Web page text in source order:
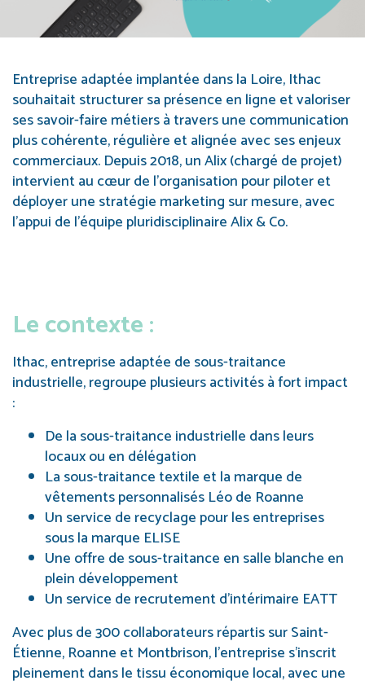
Entreprise adaptée implantée dans la Loire, Ithac
souhaitait structurer sa présence en ligne et valoriser
ses savoir-faire métiers à travers une communication
plus cohérente, régulière et alignée avec ses enjeux
commerciaux. Depuis 2018, un Alix (chargé de projet)
intervient au cœur de l’organisation pour piloter et
déployer une stratégie marketing sur mesure, avec
l’appui de l’équipe pluridisciplinaire Alix & Co.
Le contexte :
Ithac, entreprise adaptée de sous-traitance
industrielle, regroupe plusieurs activités à fort impact
:
De la sous-traitance industrielle dans leurs
locaux ou en délégation
La sous-traitance textile et la marque de
vêtements personnalisés Léo de Roanne
Un service de recyclage pour les entreprises
sous la marque ELISE
Une offre de sous-traitance en salle blanche en
plein développement
Un service de recrutement d’intérimaire EATT
Avec plus de 300 collaborateurs répartis sur Saint-
Étienne, Roanne et Montbrison, l’entreprise s’inscrit
pleinement dans le tissu économique local, avec une